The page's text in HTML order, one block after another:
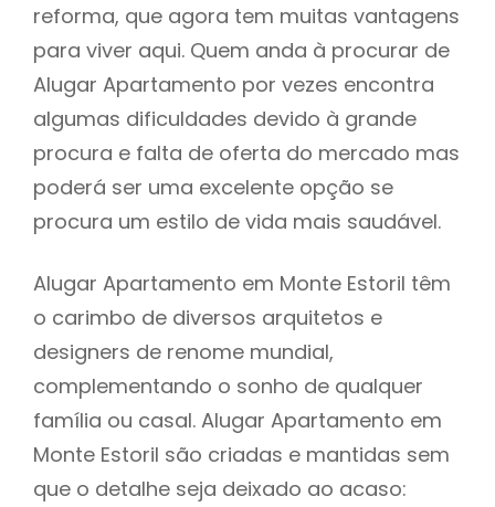
reforma, que agora tem muitas vantagens
para viver aqui. Quem anda à procurar de
Alugar Apartamento por vezes encontra
algumas dificuldades devido à grande
procura e falta de oferta do mercado mas
poderá ser uma excelente opção se
procura um estilo de vida mais saudável.
Alugar Apartamento em Monte Estoril têm
o carimbo de diversos arquitetos e
designers de renome mundial,
complementando o sonho de qualquer
família ou casal. Alugar Apartamento em
Monte Estoril são criadas e mantidas sem
que o detalhe seja deixado ao acaso: